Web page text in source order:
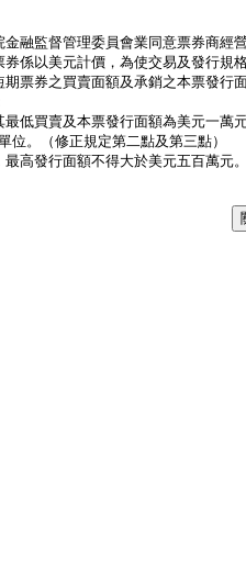
融監督管理委員會業同意票券商經
係以美元計價，為使交易及發行規
期票券之買賣面額及承銷之本票發行
低買賣及本票發行面額為美元一萬
。（修正規定第二點及第三點）
高發行面額不得大於美元五百萬元